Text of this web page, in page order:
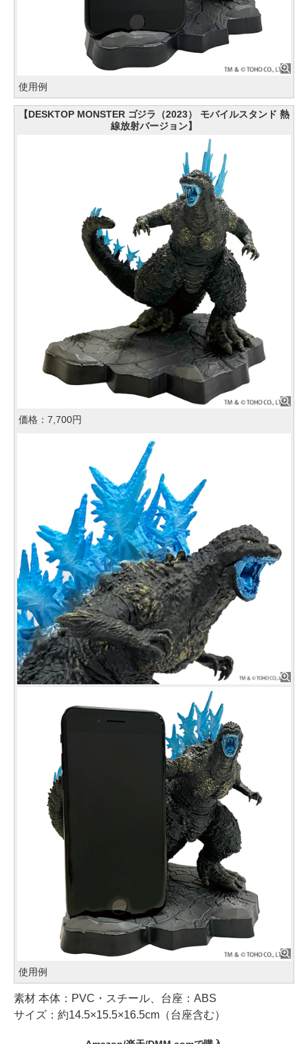
使用例
【DESKTOP MONSTER ゴジラ（2023） モバイルスタンド 熱
線放射バージョン】
価格：7,700円
使用例
素材 本体：PVC・スチール、台座：ABS
サイズ：約14.5×15.5×16.5cm（台座含む）